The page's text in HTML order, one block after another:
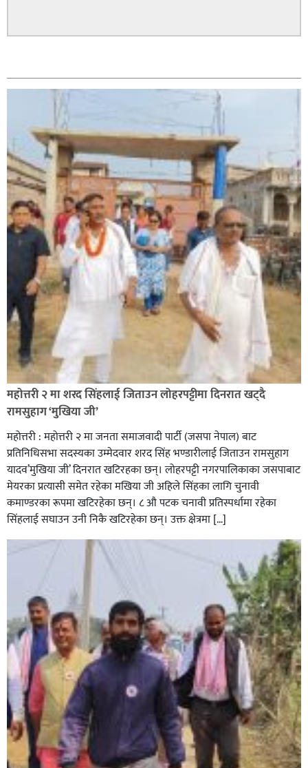
सिराहा-२ मा संजय यादव भिड्ने !
रक्तदान सेवामा जिल्लामै दोस्रो स्थान ल्याएकोमा जनमत नेताद्वय
रेडक्रस सिराहा द्वारा सम्मानित
सिराहाको औरहीमा जेन-जी भेला सम्पन्न
महोत्तरी २ मा शरद सिंहलाई जिताउन लोहरपट्टीमा दिनरात खट्दै
रामसुहाग ‘मुखिया जी’
महोत्तरी : महोत्तरी २ मा जनता समाजवादी पार्टी (जसपा नेपाल) बाट
प्रतिनिधिसभा सदस्यका उम्मेदवार शरद सिंह भण्डारीलाई जिताउन रामसुहाग
यादव’मुखिया जी’ दिनरात खटिरहका छन्। लोहरपट्टी नगरपालिकाका जसपाबाट
मेयरका प्रत्यासी समेत रहेका मखिया जी अहिले सिंहका लागि चुनावी
कमाण्डरका रूपमा खटिरहेका छन्। ८ औ पटक चनावी प्रतिस्पर्धामा रहेका
सिंहलाई सघाउन उनी निकै खटिरहेका छन्। उक्त क्षेत्रमा […]